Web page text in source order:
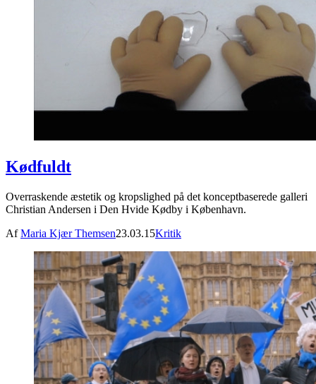
Kødfuldt
Overraskende æstetik og kropslighed på det konceptbaserede galleri
Christian Andersen i Den Hvide Kødby i København.
AfMaria Kjær Themsen23.03.15Kritik